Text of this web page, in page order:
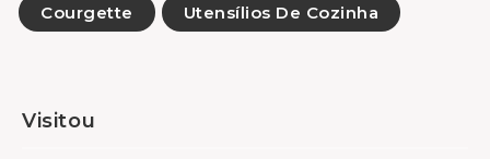
Courgette Utensílios De Cozinha
Visitou